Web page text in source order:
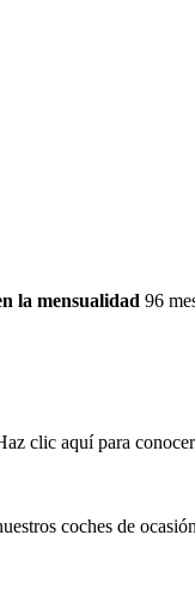
la mensualidad 96
clic aquípara
coches de